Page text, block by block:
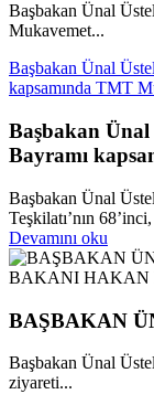
Başbakan Ünal
Mukavemet...
Başbakan Ünal
kapsamında TMT
Başbakan Ünal
Bayramı
Başbakan Ünal
Teşkilatı’nın
Devamını oku
BAŞBAKAN
Başbakan Ünal
ziyareti...